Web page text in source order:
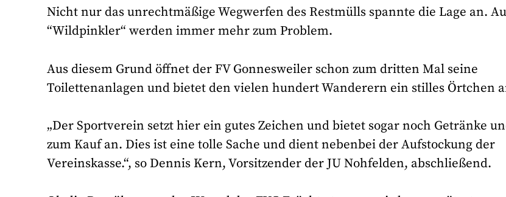
Nicht nur das unrechtmäßige Wegwerfen des Restmülls spannte die Lage an.
“Wildpinkler“ werden immer mehr zum Problem.
Aus diesem Grund öffnet der FV Gonnesweiler schon zum dritten Mal seine
Toilettenanlagen und bietet den vielen hundert Wanderern ein stilles Örtchen
„Der Sportverein setzt hier ein gutes Zeichen und bietet sogar noch Getränke
zum Kauf an. Dies ist eine tolle Sache und dient nebenbei der Aufstockung der
Vereinskasse.“, so Dennis Kern, Vorsitzender der JU Nohfelden, abschließend.